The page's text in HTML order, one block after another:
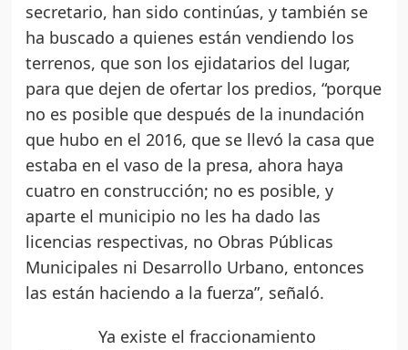
secretario, han sido continúas, y también se
ha buscado a quienes están vendiendo los
terrenos, que son los ejidatarios del lugar,
para que dejen de ofertar los predios, “porque
no es posible que después de la inundación
que hubo en el 2016, que se llevó la casa que
estaba en el vaso de la presa, ahora haya
cuatro en construcción; no es posible, y
aparte el municipio no les ha dado las
licencias respectivas, no Obras Públicas
Municipales ni Desarrollo Urbano, entonces
las están haciendo a la fuerza”, señaló.
Ya existe el fraccionamiento